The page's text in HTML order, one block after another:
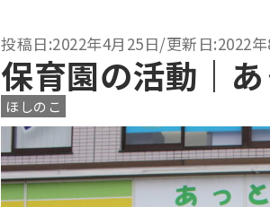
投稿日:2022年4月25日/更新日:2022
保育園の活動｜
ほしのこ